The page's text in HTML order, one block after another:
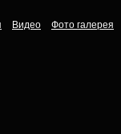
Видео
Фото галерея